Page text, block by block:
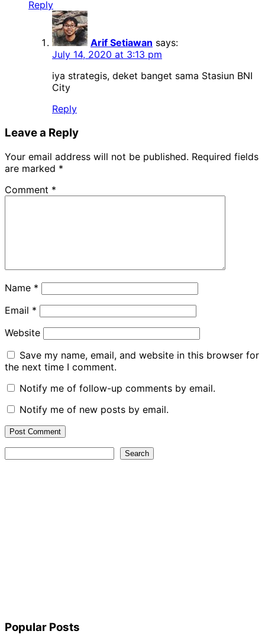
Reply
Arif Setiawan says:
July 14, 2020 at 3:13 pm
iya strategis, deket banget sama Stasiun BNI
City
Reply
Leave a Reply
Your email address will not be published. Required fields
are marked *
Comment *
Name *
Email *
Website
Save my name, email, and website in this browser for
the next time I comment.
Notify me of follow-up comments by email.
Notify me of new posts by email.
Search
Popular Posts